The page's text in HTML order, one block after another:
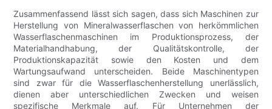
Zusammenfassend lässt sich sagen, dass sich Maschinen zur
Herstellung von Mineralwasserflaschen von herkömmlichen
Wasserflaschenmaschinen im Produktionsprozess, der
Materialhandhabung, der Qualitätskontrolle, der
Produktionskapazität sowie den Kosten und dem
Wartungsaufwand unterscheiden. Beide Maschinentypen
sind zwar für die Wasserflaschenherstellung unerlässlich,
dienen aber unterschiedlichen Zwecken und weisen
spezifische Merkmale auf. Für Unternehmen der